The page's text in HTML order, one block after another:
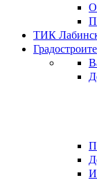
ТИК